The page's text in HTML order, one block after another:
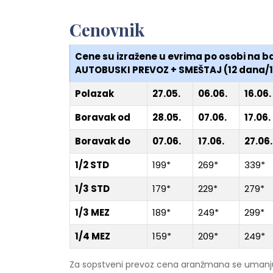
Cenovnik
Cene su izražene u evrima po osobi na
AUTOBUSKI PREVOZ + SMEŠTAJ (12
Polazak
27.05. 06.06.
16.06.
Boravak od
28.05. 07.06.
17.06.
Boravak do
07.06. 17.06.
27.06.
1/2 STD
199* 269*
339*
1/3 STD
179* 229*
279*
1/3 MEZ
189* 249*
299*
1/4 MEZ
159* 209* 249*
Za sopstveni prevoz cena aranžmana se